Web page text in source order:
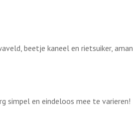
beetje kaneel en rietsuiker,
simpel en eindeloos mee te varieren!